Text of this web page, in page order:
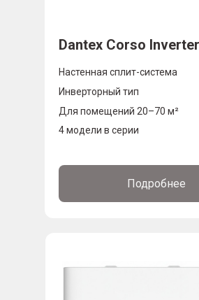
Dantex Corso Inverter
Настенная сплит-система
Инверторный тип
Для помещений 20–70 м²
4 модели в серии
Подробнее